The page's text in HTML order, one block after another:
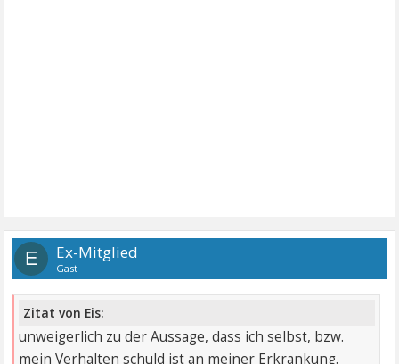
E Ex-Mitglied
Gast
Zitat von Eis:
unweigerlich zu der Aussage, dass ich selbst, bzw.
mein Verhalten schuld ist an meiner Erkrankung.